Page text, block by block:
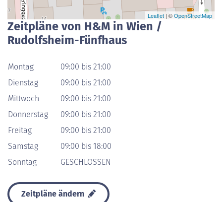
Leaflet | ©OpenStreetMap
Zeitpläne von H&M in Wien /
Rudolfsheim-Fünfhaus
Montag
09:00 bis 21:00
Dienstag
09:00 bis 21:00
Mittwoch
09:00 bis 21:00
Donnerstag
09:00 bis 21:00
Freitag
09:00 bis 21:00
Samstag
09:00 bis 18:00
Sonntag
GESCHLOSSEN
Zeitpläne ändern